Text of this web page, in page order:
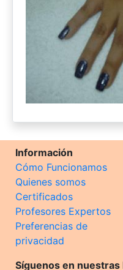
Información
Cómo Funcionamos
Quienes somos
Certificados
Profesores Expertos
Preferencias de
privacidad
Síguenos en nuestras